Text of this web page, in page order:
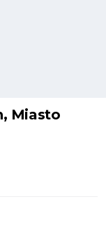
Miasto